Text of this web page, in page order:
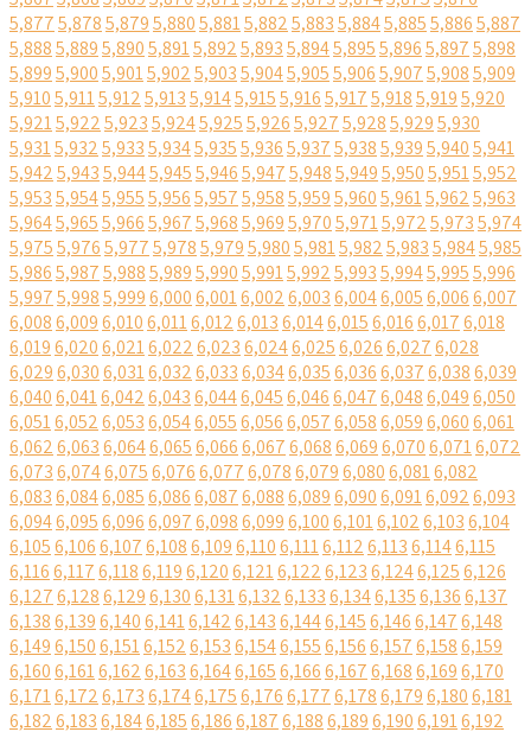
5,8775,8785,8795,8805,8815,8825,8835,8845,8855,8865,887
5,8885,8895,8905,8915,8925,8935,8945,8955,8965,8975,898
5,8995,9005,9015,9025,9035,9045,9055,9065,9075,9085,909
5,9105,9115,9125,9135,9145,9155,9165,9175,9185,9195,920
5,9215,9225,9235,9245,9255,9265,9275,9285,9295,930
5,9315,9325,9335,9345,9355,9365,9375,9385,9395,9405,941
5,9425,9435,9445,9455,9465,9475,9485,9495,9505,9515,952
5,9535,9545,9555,9565,9575,9585,9595,9605,9615,9625,963
5,9645,9655,9665,9675,9685,9695,9705,9715,9725,9735,974
5,9755,9765,9775,9785,9795,9805,9815,9825,9835,9845,985
5,9865,9875,9885,9895,9905,9915,9925,9935,9945,9955,996
5,9975,9985,9996,0006,0016,0026,0036,0046,0056,0066,007
6,0086,0096,0106,0116,0126,0136,0146,0156,0166,0176,018
6,0196,0206,0216,0226,0236,0246,0256,0266,0276,028
6,0296,0306,0316,0326,0336,0346,0356,0366,0376,0386,039
6,0406,0416,0426,0436,0446,0456,0466,0476,0486,0496,050
6,0516,0526,0536,0546,0556,0566,0576,0586,0596,0606,061
6,0626,0636,0646,0656,0666,0676,0686,0696,0706,0716,072
6,0736,0746,0756,0766,0776,0786,0796,0806,0816,082
6,0836,0846,0856,0866,0876,0886,0896,0906,0916,0926,093
6,0946,0956,0966,0976,0986,0996,1006,1016,1026,1036,104
6,1056,1066,1076,1086,1096,1106,1116,1126,1136,1146,115
6,1166,1176,1186,1196,1206,1216,1226,1236,1246,1256,126
6,1276,1286,1296,1306,1316,1326,1336,1346,1356,1366,137
6,1386,1396,1406,1416,1426,1436,1446,1456,1466,1476,148
6,1496,1506,1516,1526,1536,1546,1556,1566,1576,1586,159
6,1606,1616,1626,1636,1646,1656,1666,1676,1686,1696,170
6,1716,1726,1736,1746,1756,1766,1776,1786,1796,1806,181
6,1826,1836,1846,1856,1866,1876,1886,1896,1906,1916,192